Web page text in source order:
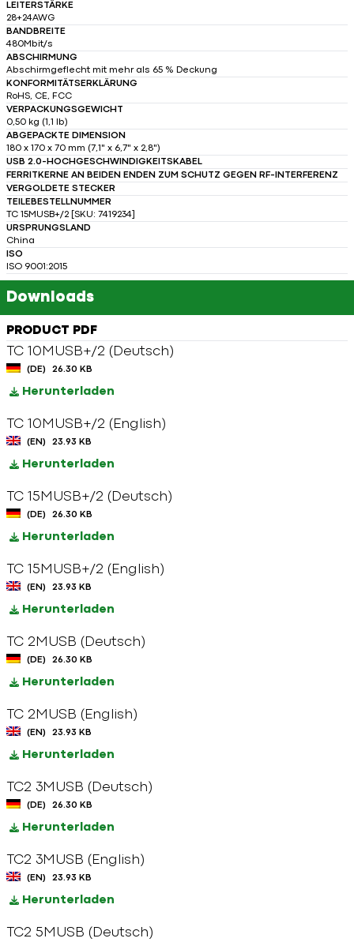
LEITERSTÄRKE
28+24AWG
BANDBREITE
480Mbit/s
ABSCHIRMUNG
Abschirmgeflecht mit mehr als 65 % Deckung
KONFORMITÄTSERKLÄRUNG
RoHS, CE, FCC
VERPACKUNGSGEWICHT
0,50 kg (1,1 lb)
ABGEPACKTE DIMENSION
180 x 170 x 70 mm (7,1" x 6,7" x 2,8")
USB 2.0-HOCHGESCHWINDIGKEITSKABEL
FERRITKERNE AN BEIDEN ENDEN ZUM SCHUTZ GEGEN RF-INTERFERENZ
VERGOLDETE STECKER
TEILEBESTELLNUMMER
TC 15MUSB+/2 [SKU: 7419234]
URSPRUNGSLAND
China
ISO
ISO 9001:2015
Downloads
PRODUCT PDF
TC 10MUSB+/2 (Deutsch)
(DE) 26.30 KB
Herunterladen
TC 10MUSB+/2 (English)
(EN) 23.93 KB
Herunterladen
TC 15MUSB+/2 (Deutsch)
(DE) 26.30 KB
Herunterladen
TC 15MUSB+/2 (English)
(EN) 23.93 KB
Herunterladen
TC 2MUSB (Deutsch)
(DE) 26.30 KB
Herunterladen
TC 2MUSB (English)
(EN) 23.93 KB
Herunterladen
TC2 3MUSB (Deutsch)
(DE) 26.30 KB
Herunterladen
TC2 3MUSB (English)
(EN) 23.93 KB
Herunterladen
TC2 5MUSB (Deutsch)